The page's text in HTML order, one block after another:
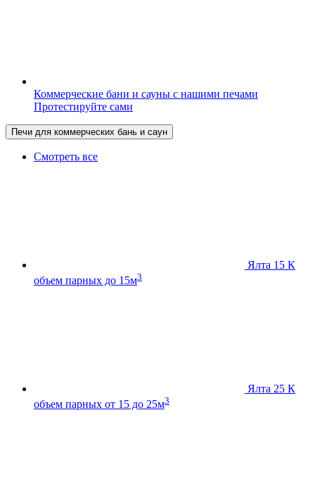
Коммерческие бани и сауны с нашими печами
Протестируйте сами
Печи для коммерческих бань и саун
Смотреть все
Ялта 15 К
объем парных до 15м3
Ялта 25 К
объем парных от 15 до 25м3